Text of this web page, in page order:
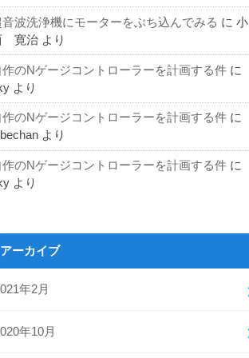
音波洗浄機にモーターをぶち込んでみる に 小
寛治 より
作のNゲージコントローラーを計画する件 に
より
作のNゲージコントローラーを計画する件 に
より
作のNゲージコントローラーを計画する件 に
より
アーカイブ
年2月
年10月